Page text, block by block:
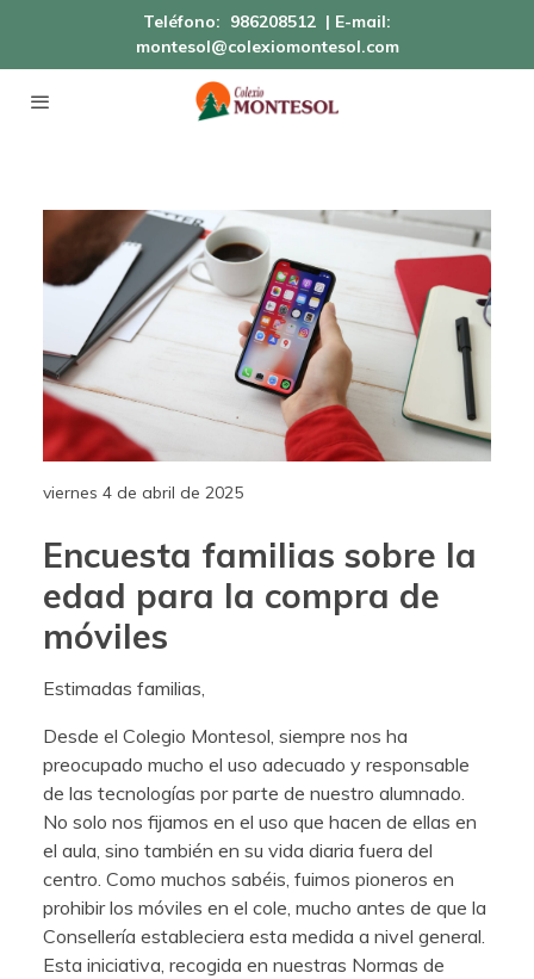
Teléfono: 986208512 | E-mail:
montesol@colexiomontesol.com
viernes 4 de abril de 2025
Encuesta familias sobre la
edad para la compra de
móviles
Estimadas familias,
Desde el Colegio Montesol, siempre nos ha
preocupado mucho el uso adecuado y responsable
de las tecnologías por parte de nuestro alumnado.
No solo nos fijamos en el uso que hacen de ellas en
el aula, sino también en su vida diaria fuera del
centro. Como muchos sabéis, fuimos pioneros en
prohibir los móviles en el cole, mucho antes de que la
Consellería estableciera esta medida a nivel general.
Esta iniciativa, recogida en nuestras Normas de